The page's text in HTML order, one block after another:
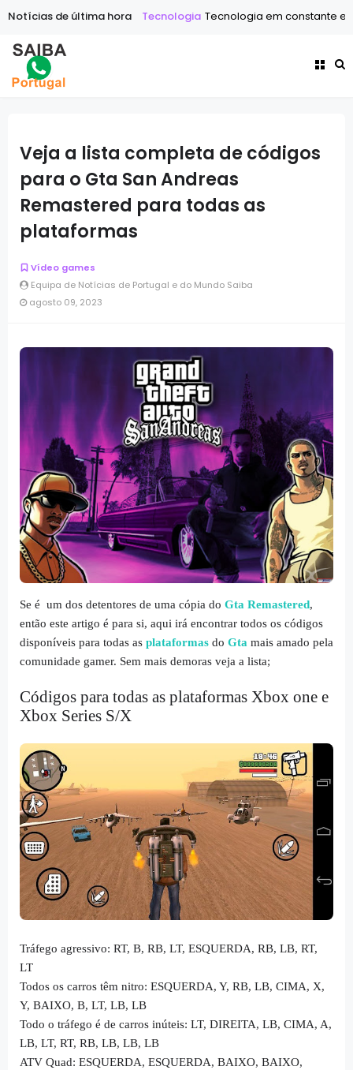
que nunca Tecnologia Tecnologia em constante evolução:
Notícias de última hora
Veja a lista completa de códigos
para o Gta San Andreas
Remastered para todas as
plataformas
Vídeo games
Equipa de Notícias de Portugal e do Mundo Saiba
agosto 09, 2023
Se é um dos detentores de uma cópia do Gta Remastered,
então este artigo é para si, aqui irá encontrar todos os códigos
disponíveis para todas as plataformas do Gta mais amado pela
comunidade gamer. Sem mais demoras veja a lista;
Códigos para todas as plataformas Xbox one e
Xbox Series S/X
Tráfego agressivo: RT, B, RB, LT, ESQUERDA, RB, LB, RT,
LT
Todos os carros têm nitro: ESQUERDA, Y, RB, LB, CIMA, X,
Y, BAIXO, B, LT, LB, LB
Todo o tráfego é de carros inúteis: LT, DIREITA, LB, CIMA, A,
LB, LT, RT, RB, LB, LB, LB
ATV Quad: ESQUERDA, ESQUERDA, BAIXO, BAIXO,